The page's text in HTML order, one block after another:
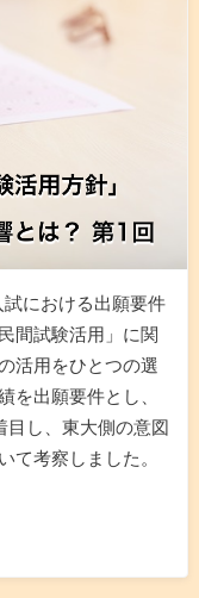
における出願要件
間試験活用」に関
活用をひとつの選
を出願要件とし、
目し、東大側の意図
て考察しました。